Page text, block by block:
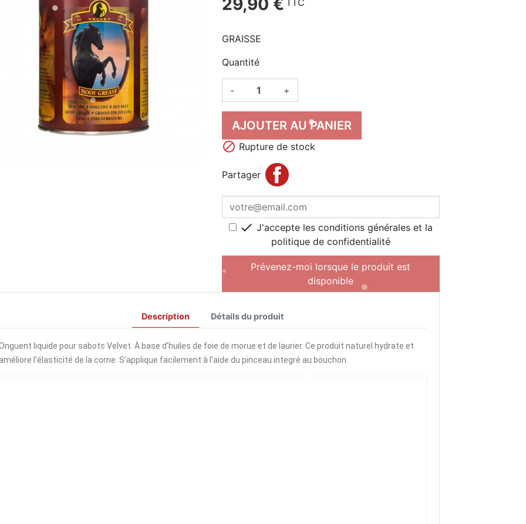
29,90 € TTC
GRAISSE
Quantité
- +
AJOUTER AU PANIER
 Rupture de stock
Partager
 J'accepte les conditions générales et la
politique de confidentialité
Prévenez-moi lorsque le produit est
disponible
Description Détails du produit
liquide pour sabots Velvet. À base d’huiles de foie de morue et de laurier. Ce produit naturel hydrate et
améliore l’élasticité de la corne. S’applique facilement à l’aide du pinceau integré au bouchon.